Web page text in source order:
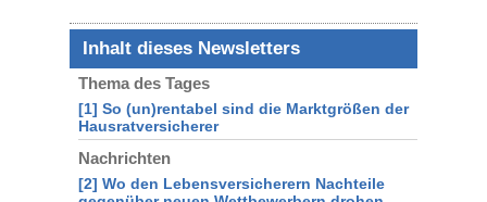
Inhalt dieses Newsletters
Thema des Tages
[1] So (un)rentabel sind die Marktgrößen der
Hausratversicherer
Nachrichten
[2] Wo den Lebensversicherern Nachteile